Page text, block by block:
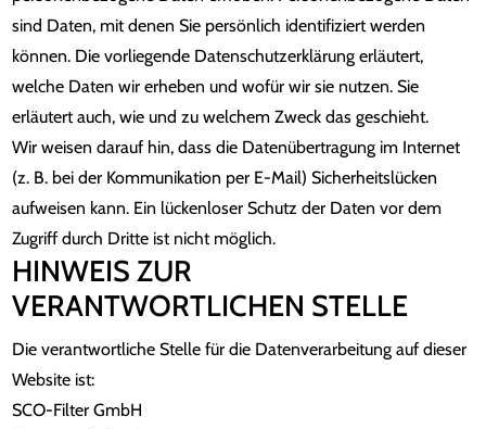
sind Daten, mit denen Sie persönlich identifiziert werden
können. Die vorliegende Datenschutzerklärung erläutert,
welche Daten wir erheben und wofür wir sie nutzen. Sie
erläutert auch, wie und zu welchem Zweck das geschieht.
Wir weisen darauf hin, dass die Datenübertragung im Internet
(z. B. bei der Kommunikation per E-Mail) Sicherheitslücken
aufweisen kann. Ein lückenloser Schutz der Daten vor dem
Zugriff durch Dritte ist nicht möglich.
HINWEIS ZUR
VERANTWORTLICHEN STELLE
Die verantwortliche Stelle für die Datenverarbeitung auf dieser
Website ist:
SCO-Filter GmbH